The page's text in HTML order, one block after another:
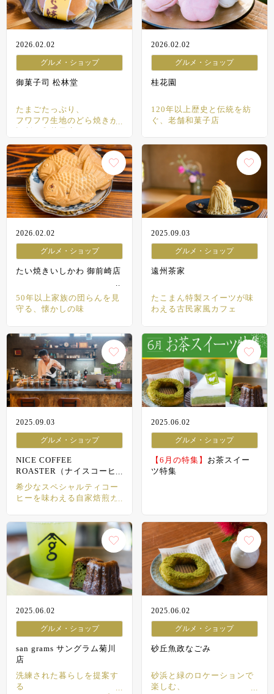
2026.02.02
グルメ・ショップ
御菓子司 松林堂
たまごたっぷり、
フワフワ生地のどら焼きが
2026.02.02
グルメ・ショップ
桂花園
120年以上歴史と伝統を紡
ぐ、老舗和菓子店
2026.02.02
グルメ・ショップ
たい焼きいしかわ 御前崎店
50年以上家族の団らんを見
守る、懐かしの味
2025.09.03
グルメ・ショップ
遠州茶家
たこまん特製スイーツが味
わえる古民家風カフェ
2025.09.03
グルメ・ショップ
NICE COFFEE
ROASTER（ナイスコーヒ
ーロースター）
希少なスペシャルティコー
ヒーを味わえる自家焙煎カ
2025.06.02
グルメ・ショップ
【6月の特集】 お茶スイー
ツ特集
2025.06.02
グルメ・ショップ
san grams サングラム菊川
店
洗練された暮らしを提案す
る
2025.06.02
グルメ・ショップ
砂丘魚政なごみ
砂浜と緑のロケーションで
楽しむ、